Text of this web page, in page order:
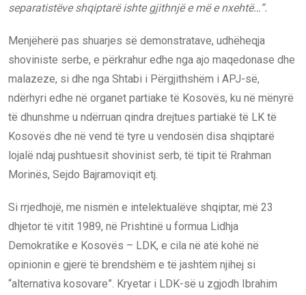
separatistëve shqiptarë ishte gjithnjë e më e nxehtë…”.
Menjëherë pas shuarjes së demonstratave, udhëheqja
shoviniste serbe, e përkrahur edhe nga ajo maqedonase dhe
malazeze, si dhe nga Shtabi i Përgjithshëm i APJ-së,
ndërhyri edhe në organet partiake të Kosovës, ku në mënyrë
të dhunshme u ndërruan qindra drejtues partiakë të LK të
Kosovës dhe në vend të tyre u vendosën disa shqiptarë
lojalë ndaj pushtuesit shovinist serb, të tipit të Rrahman
Morinës, Sejdo Bajramoviqit etj.
Si rrjedhojë, me nismën e intelektualëve shqiptar, më 23
dhjetor të vitit 1989, në Prishtinë u formua Lidhja
Demokratike e Kosovës – LDK, e cila në atë kohë në
opinionin e gjerë të brendshëm e të jashtëm njihej si
“alternativa kosovare”. Kryetar i LDK-së u zgjodh Ibrahim